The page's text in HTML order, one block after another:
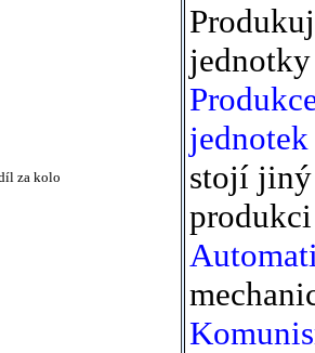
za kolo
jednotek
stojí jiný